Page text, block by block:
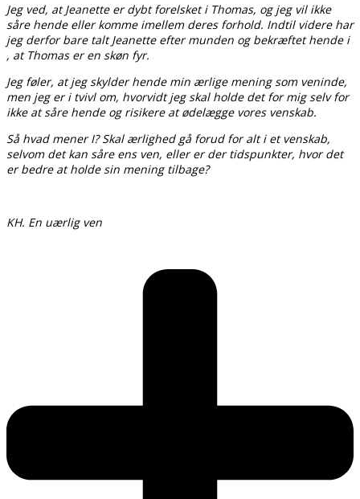
Jeg ved, at Jeanette er dybt forelsket i Thomas, og jeg vil ikke
såre hende eller komme imellem deres forhold. Indtil videre har
jeg derfor bare talt Jeanette efter munden og bekræftet hende i
, at Thomas er en skøn fyr.
Jeg føler, at jeg skylder hende min ærlige mening som veninde,
men jeg er i tvivl om, hvorvidt jeg skal holde det for mig selv for
ikke at såre hende og risikere at ødelægge vores venskab.
Så hvad mener I? Skal ærlighed gå forud for alt i et venskab,
selvom det kan såre ens ven, eller er der tidspunkter, hvor det
er bedre at holde sin mening tilbage?
KH. En uærlig ven